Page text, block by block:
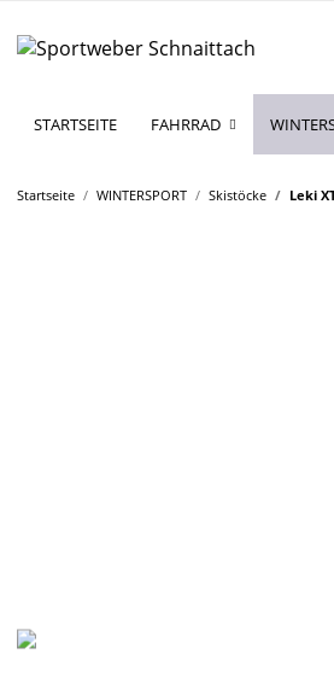
FAHRRAD
STARTSEITE
Startseite WINTERSPORT Skistöcke Leki